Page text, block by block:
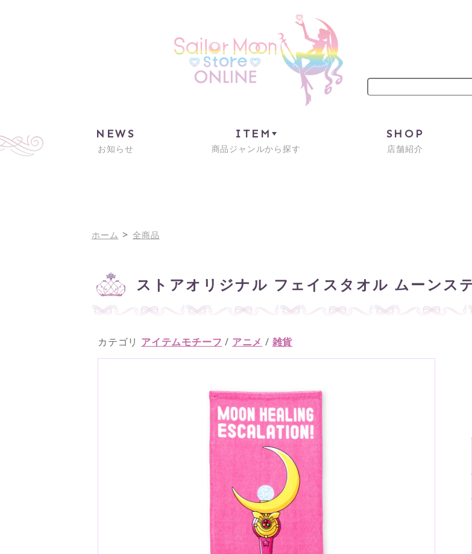
NEWS
お知らせ
ITEM
商品ジャンルから探す
SHOP
店舗紹介
ホーム > 全商品
ストアオリジナル フェイスタオル ムーンス
カテゴリ アイテムモチーフ / アニメ / 雑貨